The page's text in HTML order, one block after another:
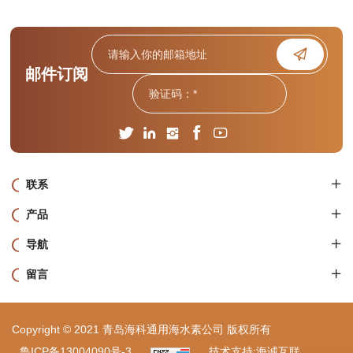
邮件订阅
联系
产品
导航
留言
Copyright © 2021 青岛海科通用海水素公司 版权所有